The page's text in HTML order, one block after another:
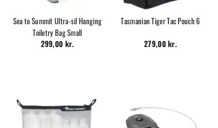
Sea to Summit Ultra-sil Hanging
Toiletry Bag Small
299,00 kr.
Tasmanian Tiger Tac Pouch 6
279,00 kr.